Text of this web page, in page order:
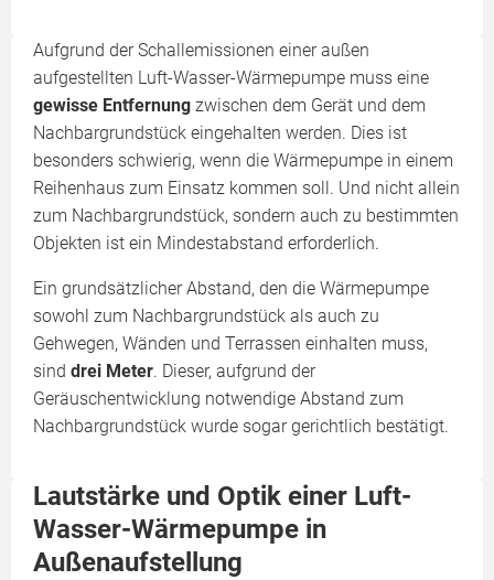
Aufgrund der Schallemissionen einer außen
aufgestellten Luft-Wasser-Wärmepumpe muss eine
gewisse Entfernung zwischen dem Gerät und dem
Nachbargrundstück eingehalten werden. Dies ist
besonders schwierig, wenn die Wärmepumpe in einem
Reihenhaus zum Einsatz kommen soll. Und nicht allein
zum Nachbargrundstück, sondern auch zu bestimmten
Objekten ist ein Mindestabstand erforderlich.
Ein grundsätzlicher Abstand, den die Wärmepumpe
sowohl zum Nachbargrundstück als auch zu
Gehwegen, Wänden und Terrassen einhalten muss,
sind drei Meter. Dieser, aufgrund der
Geräuschentwicklung notwendige Abstand zum
Nachbargrundstück wurde sogar gerichtlich bestätigt.
Lautstärke und Optik einer Luft-
Wasser-Wärmepumpe in
Außenaufstellung